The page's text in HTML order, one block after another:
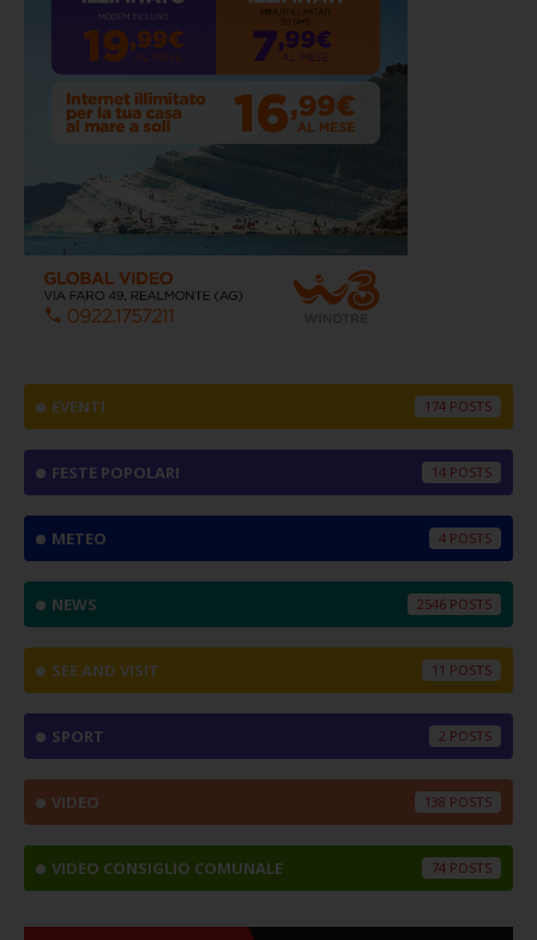
EVENTI 174
FESTE POPOLARI 14
METEO 4
NEWS 2546
SEE AND VISIT 11
SPORT 2
VIDEO 138
VIDEO CONSIGLIO COMUNALE 74